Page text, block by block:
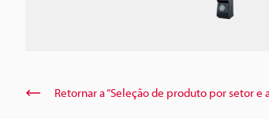
Retornar a “Seleção de produto por setor e